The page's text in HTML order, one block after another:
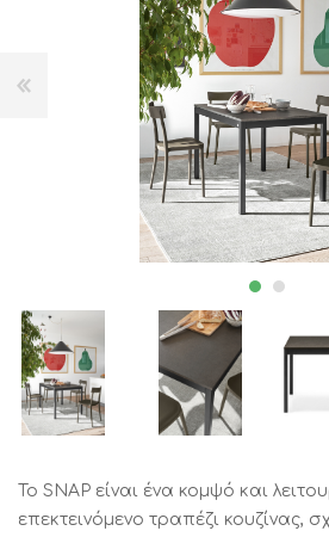
Το SNAP είναι ένα κομψό και
επεκτεινόμενο τραπέζι κουζίνας,